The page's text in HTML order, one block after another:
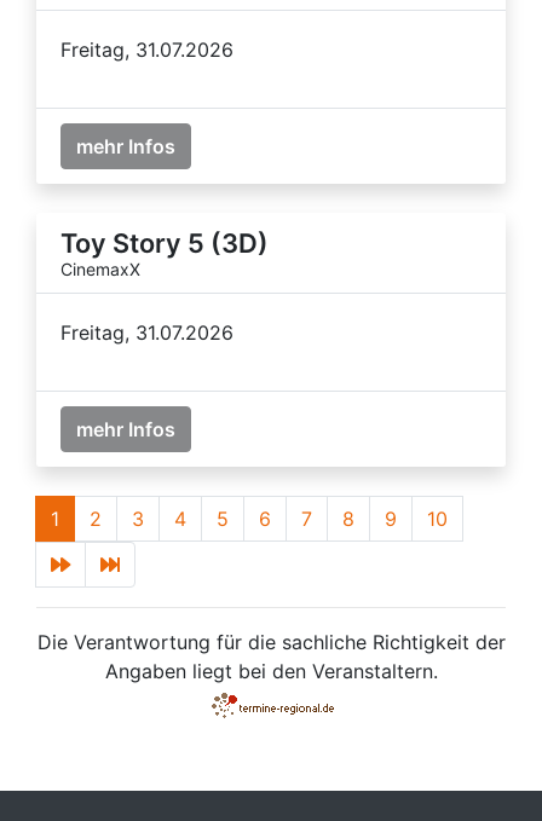
Freitag, 31.07.2026
mehr Infos
Toy Story 5 (3D)
CinemaxX
Freitag, 31.07.2026
mehr Infos
1 2 3 4 5 6 7 8 9 10
Die Verantwortung für die sachliche Richtigkeit der
Angaben liegt bei den Veranstaltern.